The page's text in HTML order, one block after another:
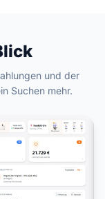
und der
Suchen mehr.